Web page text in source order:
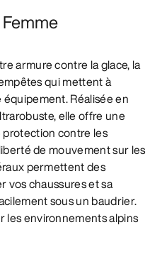
armure contre la glace, la
qui mettent à
Réalisée en
elle offre une
contre les
de mouvement sur les
permettent des
vos chaussures et sa
sous un baudrier.
les environnements alpins